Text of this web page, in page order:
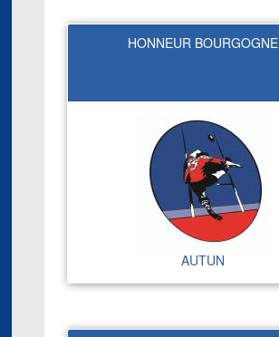
HONNEUR BOURGOGNE
AUTUN